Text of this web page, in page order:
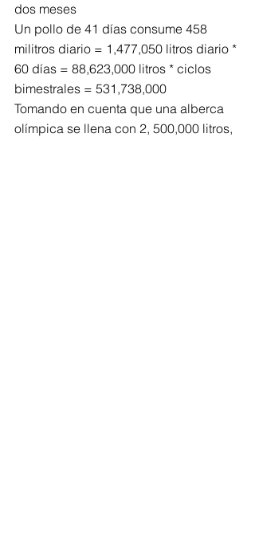
dos meses
Un pollo de 41 días consume 458
militros diario = 1,477,050 litros diario *
60 días = 88,623,000 litros * ciclos
bimestrales = 531,738,000
Tomando en cuenta que una alberca
olímpica se llena con 2, 500,000 litros,